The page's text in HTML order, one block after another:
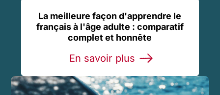
La meilleure façon d'apprendre le
français à l'âge adulte : comparatif
complet et honnête
En savoir plus